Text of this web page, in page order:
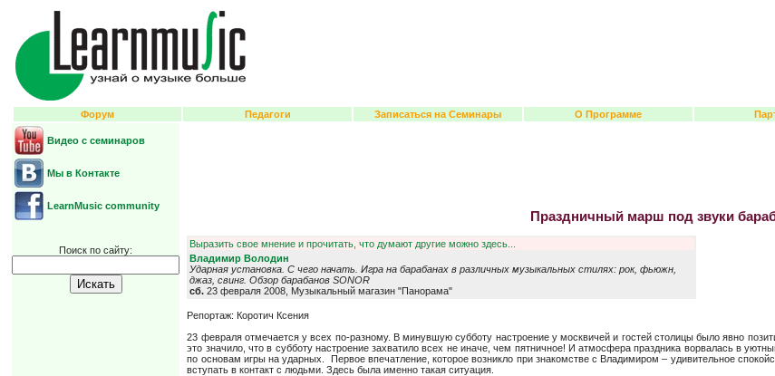
Форум Педагоги Записаться на Семинары О Программе
Видео с семинаров
Мы в Контакте
LearnMusic community
Поиск по сайту:
Праздничный марш под звуки
Выразить свое мнение и прочитать, что думают другие можно здесь...
Владимир Володин
Ударная установка. С чего начать. Игра на барабанах в различных музыкальных стилях: рок, фьюжн,
джаз, свинг. Обзор барабанов SONOR
сб. 23 февраля 2008, Музыкальный магазин "Панорама"
Репортаж: Коротич Ксения
23 февраля отмечается у всех по-разному. В минувшую субботу настроение у москвичей и гостей столицы было явно
это значило, что в субботу настроение захватило всех не иначе, чем пятничное! И атмосфера праздника ворвалась в
по основам игры на ударных. Первое впечатление, которое возникло при знакомстве с Владимиром – удивительное
вступать в контакт с людьми. Здесь была именно такая ситуация.